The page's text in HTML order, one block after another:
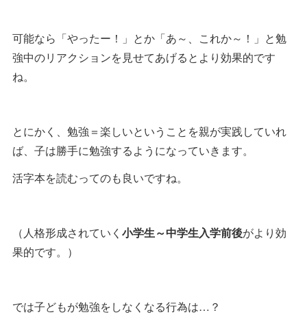
可能なら「やったー！」とか「あ～、これか～！」と勉
強中のリアクションを見せてあげるとより効果的です
ね。
とにかく、勉強＝楽しいということを親が実践していれ
ば、子は勝手に勉強するようになっていきます。
活字本を読むってのも良いですね。
（人格形成されていく 小学生～中学生入学前後がより効
果的です。）
では子どもが勉強をしなくなる行為は…？